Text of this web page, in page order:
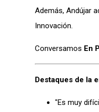
Además, Andújar
Innovación.
Conversamos En
Destaques de la
"Es muy